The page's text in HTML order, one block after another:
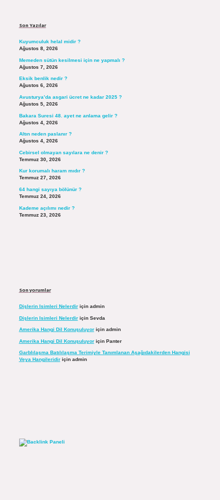
Son Yazılar
Kuyumculuk helal midir ?
Ağustos 8, 2026
Memeden sütün kesilmesi için ne yapmalı ?
Ağustos 7, 2026
Eksik benlik nedir ?
Ağustos 6, 2026
Avusturya’da asgari ücret ne kadar 2025 ?
Ağustos 5, 2026
Bakara Suresi 48. ayet ne anlama gelir ?
Ağustos 4, 2026
Altın neden paslanır ?
Ağustos 4, 2026
Cebirsel olmayan sayılara ne denir ?
Temmuz 30, 2026
Kur korumalı haram mıdır ?
Temmuz 27, 2026
64 hangi sayıya bölünür ?
Temmuz 24, 2026
Kademe açılımı nedir ?
Temmuz 23, 2026
Son yorumlar
Dişlerin Isimleri Nelerdiriçin admin
Dişlerin Isimleri Nelerdiriçin Sevda
Amerika Hangi Dil Konuşuluyoriçin admin
Amerika Hangi Dil Konuşuluyoriçin Panter
Garblılaşma Batılılaşma Terimiyle Tanımlanan Aşağıdakilerden Hangisi
Veya Hangileridiriçin admin